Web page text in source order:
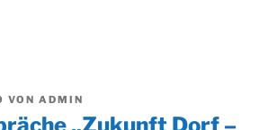
VON ADMIN